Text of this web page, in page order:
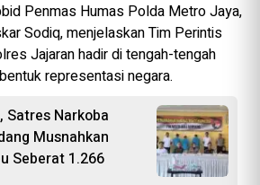
Penmas Humas Polda Metro Jaya,
Sodiq, menjelaskan Tim Perintis
Jajaran hadir di tengah-tengah
representasi negara.
Satres Narkoba
Musnahkan
Seberat 1.266